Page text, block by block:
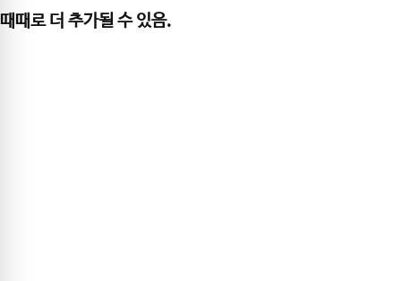
때때로 더 추가될 수 있음.